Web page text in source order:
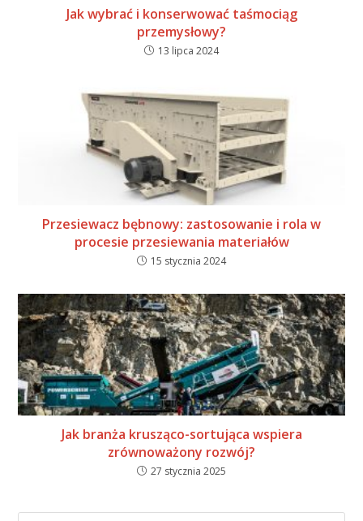
Jak wybrać i konserwować taśmociąg
przemysłowy?
13 lipca 2024
Przesiewacz bębnowy: zastosowanie i rola w
procesie przesiewania materiałów
15 stycznia 2024
Jak branża krusząco-sortująca wspiera
zrównoważony rozwój?
27 stycznia 2025